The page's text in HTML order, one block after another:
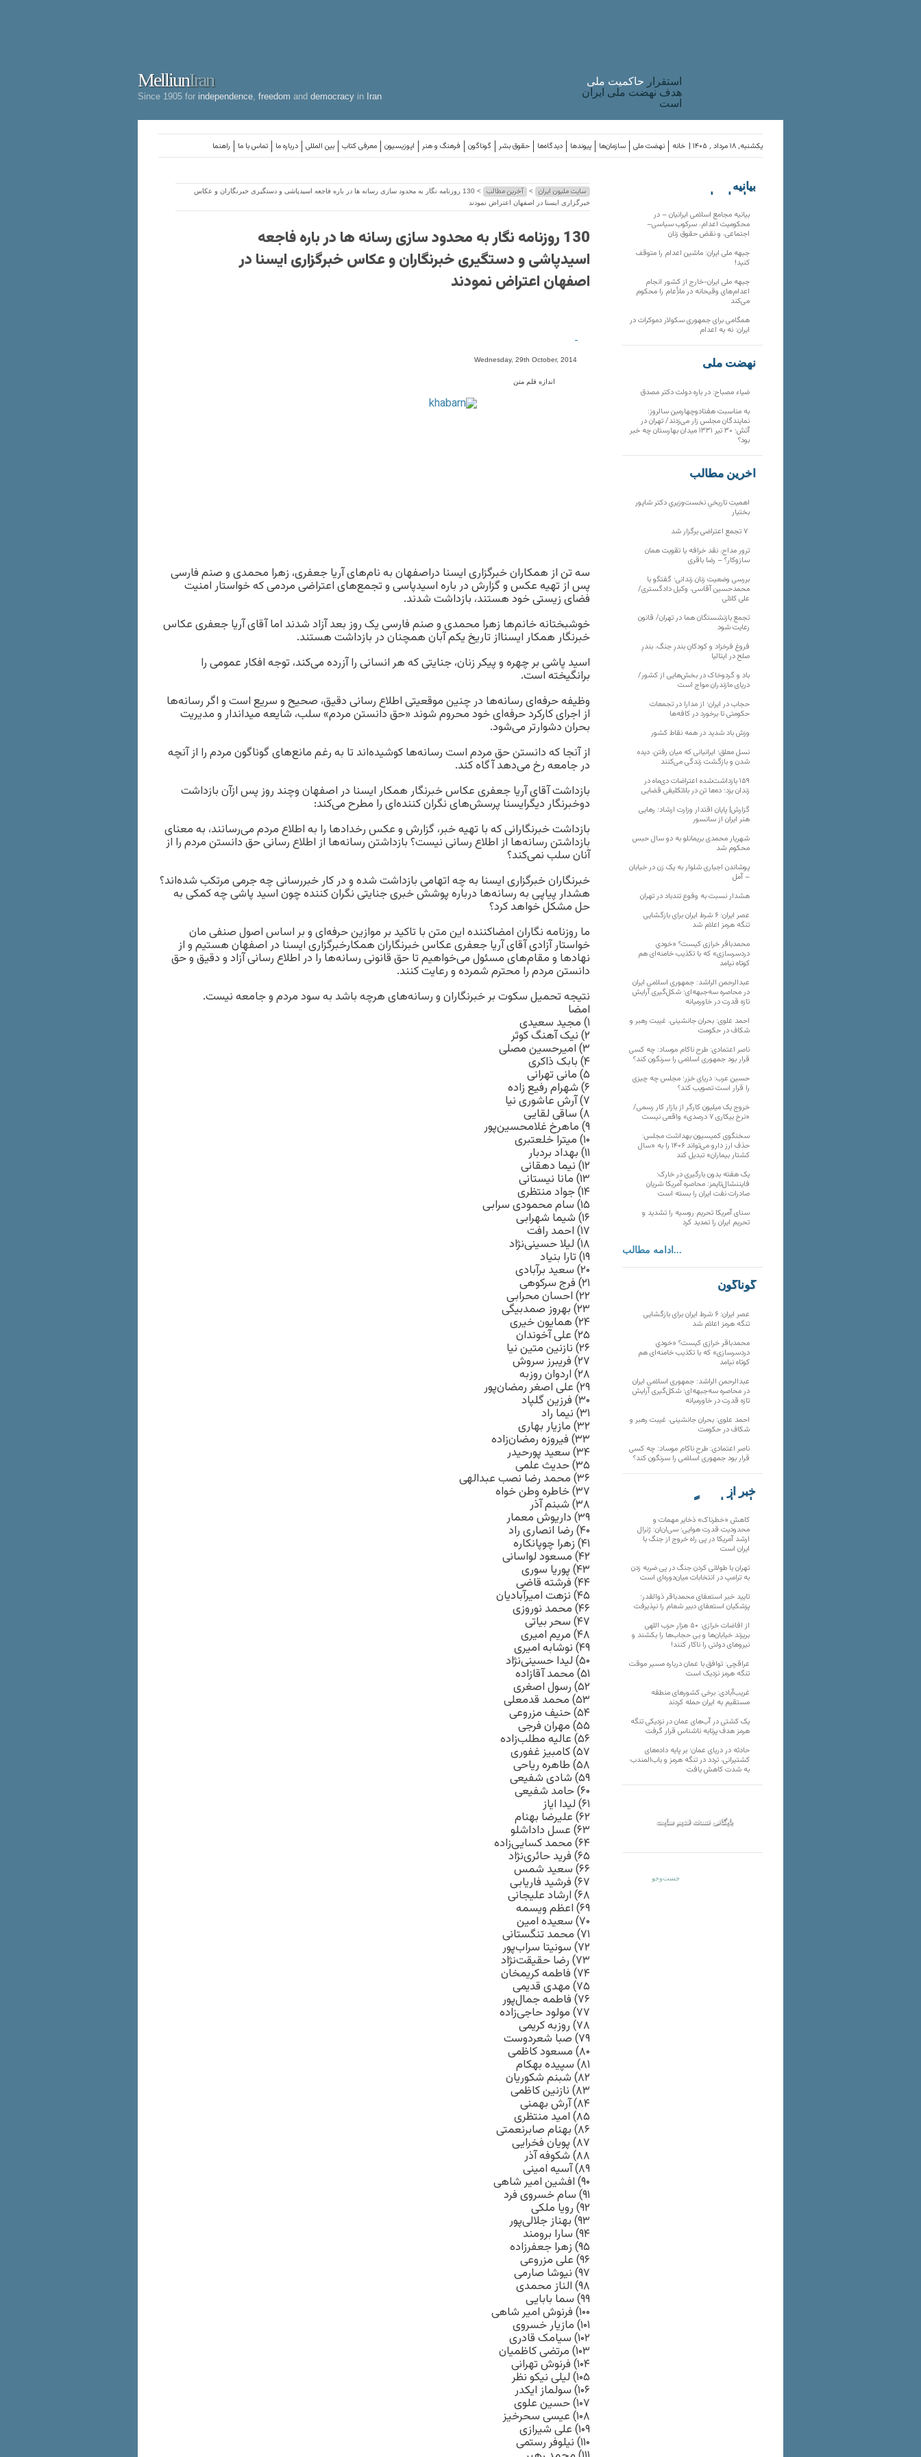
MelliunIran
Since 1905 for independence freedom and democracy in Iran
استقرار حاکميت ملی
هدف نهضت ملی ایران
است
راهنما تماس با ما درباره ما بین المللی معرفی کتاب اپوزیسیون فرهنگ و هنر گوناگون حقوق بشر دیدگاه‌ها پیوندها سازمان‌ها نهضت ملی خانه یکشنبه, ۱۸ مرداد , ۱۴۰۵ |
سایت ملیون ایران > آخرین مطالب
> 130 روزنامه نگار به محدود سازی رسانه ها در باره فاجعه اسیدپاشی و دستگیری خبرنگاران و عکاس
خبرگزاری ایسنا در اصفهان اعتراض نمودند
130 روزنامه نگار به محدود سازی رسانه ها در باره فاجعه
اسیدپاشی و دستگیری خبرنگاران و عکاس خبرگزاری ایسنا در
اصفهان اعتراض نمودند
-
Wednesday, 29th October, 2014
اندازه قلم متن
سه تن از همکاران خبرگزاری ایسنا دراصفهان به نام‌های آریا جعفری، زهرا محمدی و صنم فارسی
پس از تهیه عکس و گزارش در باره اسیدپاسی و تجمع‌های اعتراضی مردمی که خواستار امنیت
فضای زیستی خود هستند، بازداشت شدند.
خوشبختانه خانم‌ها زهرا محمدی و صنم فارسی یک روز بعد آزاد شدند اما آقای آریا جعفری عکاس
خبرنگار همکار ایسنااز تاریخ یکم آبان همچنان در بازداشت هستند.
اسید پاشی بر چهره و پیکر زنان، جنایتی که هر انسانی را آزرده می‌کند، توجه افکار عمومی را
برانگیخته است.
وظیفه حرفه‌ای رسانه‌ها در چنین موقعیتی اطلاع رسانی دقیق، صحیح و سریع است و اگر رسانه‌ها
از اجرای کارکرد حرفه‌ای خود محروم شوند «حق دانستن مردم» سلب، شایعه میداندار و مدیریت
بحران دشوار‌تر می‌شود.
از آنجا که دانستن حق مردم است رسانه‌ها کوشیده‌اند تا به رغم مانع‌های گوناگون مردم را از آنچه
در جامعه رخ می‌دهد آگاه کند.
بازداشت آقای آریا جعفری عکاس خبرنگار همکار ایسنا در اصفهان وچند روز پس ازآن بازداشت
دوخبرنگار دیگرایسنا پرسش‌های نگران کننده‌ای را مطرح می‌کند:
بازداشت خبرنگارانی که با تهیه خبر، گزارش و عکس رخداد‌ها را به اطلاع مردم می‌رسانند، به معنای
بازداشتن رسانه‌ها از اطلاع رسانی نیست؟ بازداشتن رسانه‌ها از اطلاع رسانی حق دانستن مردم را از
آنان سلب نمی‌کند؟
خبرنگاران خبرگزاری ایسنا به چه اتهامی بازداشت شده و در کار خبررسانی چه جرمی مرتکب شده‌اند؟
هشدار پیاپی به رسانه‌ها درباره پوشش خبری جنایتی نگران کننده چون اسید پاشی چه کمکی به
حل مشکل خواهد کرد؟
ما روزنامه نگاران امضاکننده این متن با تاکید بر موازین حرفه‌ای و بر اساس اصول صنفی مان
خواستار آزادی آقای آریا جعفری عکاس خبرنگاران همکارخبرگزاری ایسنا در اصفهان هستیم و از
نهاد‌ها و مقام‌های مسئول می‌خواهیم تا حق قانونی رسانه‌ها را در اطلاع رسانی آزاد و دقیق و حق
دانستن مردم را محترم شمرده و رعایت کنند.
نتیجه تحمیل سکوت بر خبرنگاران و رسانه‌های هرچه باشد به سود مردم و جامعه نیست.
امضا
۱) مجید سعیدی
۲) نیک آهنگ کوثر
۳) امیرحسین مصلی
۴) بابک ذاکری
۵) مانی تهرانی
۶) شهرام رفیع زاده
۷) آرش عاشوری نیا
۸) ساقی لقایی
۹) ماهرخ غلامحسین‌پور
۱۰) میترا خلعتبری
۱۱) بهداد بردبار
۱۲) نیما دهقانی
۱۳) مانا نیستانی
۱۴) جواد منتظری
۱۵) سام محمودی سرابی
۱۶) شیما شهرابی
۱۷) احمد رافت
۱۸) لیلا حسینی‌نژاد
۱۹) تارا بنیاد
۲۰) سعید برآبادی
۲۱) فرج سرکوهی
۲۲) احسان محرابی
۲۳) بهروز صمدبیگی
۲۴) همایون خیری
۲۵) علی آخوندان
۲۶) نازنین متین نیا
۲۷) فریبرز سروش
۲۸) اردوان روزبه
۲۹) علی اصغر رمضان‌پور
۳۰) فرزین گلپاد
۳۱) نیما راد
۳۲) مازیار بهاری
۳۳) فیروزه رمضان‌زاده
۳۴) سعید پورحیدر
۳۵) حدیث علمی
۳۶) محمد رضا نصب عبدالهی
۳۷) خاطره وطن خواه
۳۸) شبنم آذر
۳۹) داریوش معمار
۴۰) رضا انصاری راد
۴۱) زهرا چوپانکاره
۴۲) مسعود لواسانی
۴۳) پوریا سوری
۴۴) فرشته قاضی
۴۵) نزهت امیرآبادیان
۴۶) محمد نوروزی
۴۷) سحر بیاتی
۴۸) مریم امیری
۴۹) نوشابه امیری
۵۰) لیدا حسینی‌نژاد
۵۱) محمد آقازاده
۵۲) رسول اصغری
۵۳) محمد قدمعلی
۵۴) حنیف مزروعی
۵۵) مهران فرجی
۵۶) عالیه مطلب‌زاده
۵۷) کامبیز غفوری
۵۸) طاهره ریاحی
۵۹) شادی شفیعی
۶۰) حامد شفیعی
۶۱) لیدا ایاز
۶۲) علیرضا بهنام
۶۳) عسل داداشلو
۶۴) محمد کسایی‌زاده
۶۵) فرید حائری‌نژاد
۶۶) سعید شمس
۶۷) فرشید فاریابی
۶۸) ارشاد علیجانی
۶۹) اعظم ویسمه
۷۰) سعیده امین
۷۱) محمد تنگستانی
۷۲) سونیتا سراب‌پور
۷۳) رضا حقیقت‌نژاد
۷۴) فاطمه کریمخان
۷۵) مهدی قدیمی
۷۶) فاطمه جمال‌پور
۷۷) مولود حاجی‌زاده
۷۸) روزبه کریمی
۷۹) صبا شعردوست
۸۰) مسعود کاظمی
۸۱) سپیده بهکام
۸۲) شبنم شکوریان
۸۳) نازنین کاظمی
۸۴) آرش بهمنی
۸۵) امید منتظری
۸۶) بهنام صابرنعمتی
۸۷) پویان فخرایی
۸۸) شکوفه آذر
۸۹) آسیه امینی
۹۰) افشین امیر شاهی
۹۱) سام خسروی فرد
۹۲) رویا ملکی
۹۳) بهناز جلالی‌پور
۹۴) سارا برومند
۹۵) زهرا جعفرزاده
۹۶) علی مزروعی
۹۷) نیوشا صارمی
۹۸) الناز محمدی
۹۹) سما بابایی
۱۰۰) فرنوش امیر شاهی
۱۰۱) مازیار خسروی
۱۰۲) سیامک قادری
۱۰۳) مرتضی کاظمیان
۱۰۴) فرنوش تهرانی
۱۰۵) لیلی نیکو نظر
۱۰۶) سولماز ایکدر
۱۰۷) حسین علوی
۱۰۸) عیسی سحرخیز
۱۰۹) علی شیرازی
۱۱۰) نیلوفر رستمی
بیانیه
سازمان‌های
بیانیه مجامع اسلامی ایرانیان – در
محکومیت اعدام، سرکوب سیاسی–
اجتماعی، و نقض حقوق زنان
جبهه ملی ایران: ماشین اعدام را متوقف
کنید!
جبهه ملی ایران-خارج از کشور انجام
اعدام‌های وقیحانه در ملأِعام را محکوم
می‌کند
همگامی برای جمهوری سکولار دموکرات در
ایران: نه به اعدام
نهضت ملی
ضیاء مصباح: در باره دولت دکتر مصدق
به مناسبت هفتادوچهارمین سالروز:
نمایندگان مجلس زار می‌زدند/ تهران در
آتش؛ ۳۰ تیر ۱۳۳۱ میدان بهارستان چه خبر
بود؟
آخرین مطالب
اهمیتِ تاریخیِ نخست‌وزیریِ دکتر شاپور
بختیار
ترور مداح، نقد خرافه یا تقویت همان
سازوکار؟ – رضا باقری
بررسی وضعیت زنان زندانی؛ گفتگو با
محمدحسین آقاسی، وکیل دادگستری/
علی کلائی
تجمع بازنشستگان هما در تهران/ قانون
رعایت شود
فروغ فرخزاد و کودکانِ بندرِ جنگ، بندرِ
صلح در ایتالیا
باد و گردوخاک در بخش‌هایی از کشور/
دریای مازندران مواج است
حجاب در ایران؛ از مدارا در تجمعات
حکومتی تا برخورد در کافه‌ها
وزش باد شدید در همه نقاط کشور
نسل معلق؛ ایرانیانی که میان رفتن، دیده
شدن و بازگشت زندگی می‌کنند
۱۵۹ بازداشت‌شده اعتراضات دی‌ماه در
زندان یزد؛ ده‌ها تن در بلاتکلیفی قضایی
گزارش| پایان اقتدار وزارت ارشاد؛ رهایی
هنر ایران از سانسور
شهریار محمدی بریمانلو به دو سال حبس
محکوم شد
پوشاندن اجباری شلوار به یک زن در خیابان
– آمل
هشدار نسبت به وفوع تندباد در تهران
عصر ایران: ۶ شرط ایران برای بازگشایی
تنگه هرمز اعلام شد
محمدباقر خرازی کیست؟ «خودیِ
دردسرسازی» که با تکذیب خامنه‌ای هم
کوتاه نیامد
عبدالرحمن الراشد: جمهوری اسلامی ایران
در محاصره سه‌جبهه‌ای؛ شکل‌گیری آرایش
تازه قدرت در خاورمیانه
احمد علوی: بحران جانشینی، غیبت رهبر و
شکاف در حکومت
ناصر اعتمادی: طرح ناکام موساد: چه کسی
قرار بود جمهوری اسلامی را سرنگون کند؟
حسین عرب: دریای خزر؛ مجلس چه چیزی
را قرار است تصویب کند؟
خروج یک میلیون کارگر از بازار کار رسمی/
«نرخ بیکاری ۷ درصدی» واقعی نیست
سخنگوی کمیسیون بهداشت مجلس:
حذف ارز دارو می‌تواند ۱۴۰۶ را به «سال
کشتار بیماران» تبدیل کند
یک هفته بدون بارگیری در خارک؛
فایننشال‌تایمز: محاصره آمریکا شریان
صادرات نفت ایران را بسته است
سنای آمریکا تحریم روسیه را تشدید و
تحریم ایران را تمدید کرد
ادامه مطالب...
گوناگون
عصر ایران: ۶ شرط ایران برای بازگشایی
تنگه هرمز اعلام شد
محمدباقر خرازی کیست؟ «خودیِ
دردسرسازی» که با تکذیب خامنه‌ای هم
کوتاه نیامد
عبدالرحمن الراشد: جمهوری اسلامی ایران
در محاصره سه‌جبهه‌ای؛ شکل‌گیری آرایش
تازه قدرت در خاورمیانه
احمد علوی: بحران جانشینی، غیبت رهبر و
شکاف در حکومت
ناصر اعتمادی: طرح ناکام موساد: چه کسی
قرار بود جمهوری اسلامی را سرنگون کند؟
خبر از
تارنماهای دیگر
کاهش «خطرناک» ذخایر مهمات و
محدودیت قدرت هوایی؛ سی‌ان‌ان: ژنرال
ارشد آمریکا در پی راه خروج از جنگ با
ایران است
تهران با طولانی کردن جنگ در پی ضربه زدن
به ترامپ در انتخابات میان‌دوره‌ای است
تایید خبر استعفای محمدباقر ذوالقدر؛
پزشکیان استعفای دبیر شعام را نپذیرفت
از افاضات خرازی: ۵۰ هزار حزب اللهی
بریزند خیابان‌ها و بی حجاب‌ها را بکشند و
نیرو‌های دولتی را ناکار کنند!
عراقچی: توافق با عمان درباره مسیر موقت
تنگه هرمز نزدیک است
غریب‌آبادی: برخی کشورهای منطقه
مستقیم به ایران حمله کردند
یک کشتی در آب‌های عمان در نزدیکی تنگه
هرمز هدف پرتابه ناشناس قرار گرفت
حادثه در دریای عمان؛ بر پایه داده‌های
کشتیرانی، تردد در تنگه هرمز و باب‌المندب
به شدت کاهش یافت
بایگانی نسخه قدیم سایت